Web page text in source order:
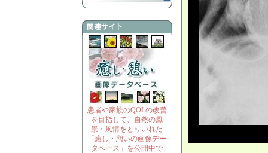
患者や家族のQOLの改善
を目指して、自然の風
景・風情をとりいれた
「癒し・憩いの画像デー
タベース」を公開中で